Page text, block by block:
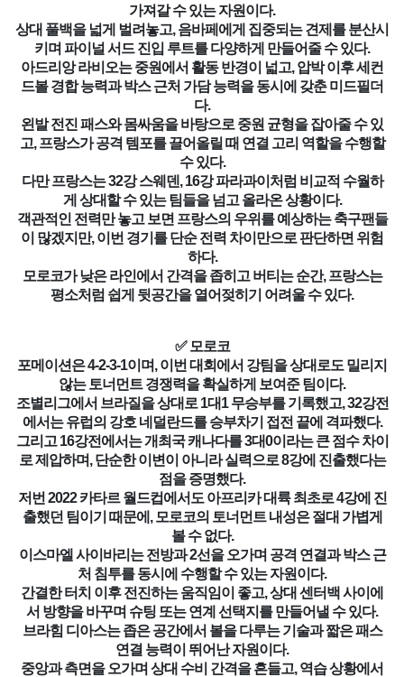
가져갈 수 있는 자원이다.
상대 풀백을 넓게 벌려놓고, 음바페에게 집중되는 견제를 분산시
키며 파이널 서드 진입 루트를 다양하게 만들어줄 수 있다.
아드리앙 라비오는 중원에서 활동 반경이 넓고, 압박 이후 세컨
드볼 경합 능력과 박스 근처 가담 능력을 동시에 갖춘 미드필더
다.
왼발 전진 패스와 몸싸움을 바탕으로 중원 균형을 잡아줄 수 있
고, 프랑스가 공격 템포를 끌어올릴 때 연결 고리 역할을 수행할
수 있다.
다만 프랑스는 32강 스웨덴, 16강 파라과이처럼 비교적 수월하
게 상대할 수 있는 팀들을 넘고 올라온 상황이다.
객관적인 전력만 놓고 보면 프랑스의 우위를 예상하는 축구팬들
이 많겠지만, 이번 경기를 단순 전력 차이만으로 판단하면 위험
하다.
모로코가 낮은 라인에서 간격을 좁히고 버티는 순간, 프랑스는
평소처럼 쉽게 뒷공간을 열어젖히기 어려울 수 있다.
✅ 모로코
포메이션은 4-2-3-1이며, 이번 대회에서 강팀을 상대로도 밀리지
않는 토너먼트 경쟁력을 확실하게 보여준 팀이다.
조별리그에서 브라질을 상대로 1대1 무승부를 기록했고, 32강전
에서는 유럽의 강호 네덜란드를 승부차기 접전 끝에 격파했다.
그리고 16강전에서는 개최국 캐나다를 3대0이라는 큰 점수 차이
로 제압하며, 단순한 이변이 아니라 실력으로 8강에 진출했다는
점을 증명했다.
저번 2022 카타르 월드컵에서도 아프리카 대륙 최초로 4강에 진
출했던 팀이기 때문에, 모로코의 토너먼트 내성은 절대 가볍게
볼 수 없다.
이스마엘 사이바리는 전방과 2선을 오가며 공격 연결과 박스 근
처 침투를 동시에 수행할 수 있는 자원이다.
간결한 터치 이후 전진하는 움직임이 좋고, 상대 센터백 사이에
서 방향을 바꾸며 슈팅 또는 연계 선택지를 만들어낼 수 있다.
브라힘 디아스는 좁은 공간에서 볼을 다루는 기술과 짧은 패스
연결 능력이 뛰어난 자원이다.
중앙과 측면을 오가며 상대 수비 간격을 흔들고, 역습 상황에서